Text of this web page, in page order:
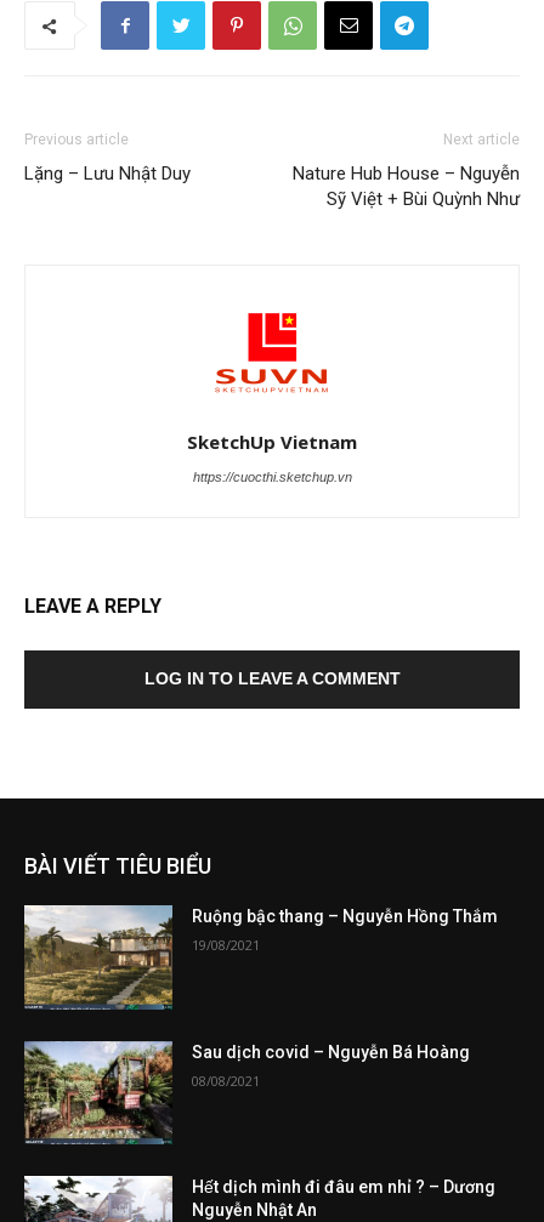
Previous article
Lặng – Lưu Nhật Duy
Next article
Nature Hub House – Nguyễn
Sỹ Việt + Bùi Quỳnh Như
SketchUp Vietnam
https://cuocthi.sketchup.vn
LEAVE A REPLY
LOG IN TO LEAVE A COMMENT
BÀI VIẾT TIÊU BIỂU
Ruộng bậc thang – Nguyễn Hồng Thắm
19/08/2021
Sau dịch covid – Nguyễn Bá Hoàng
08/08/2021
Hết dịch mình đi đâu em nhỉ ? – Dương
Nguyễn Nhật An